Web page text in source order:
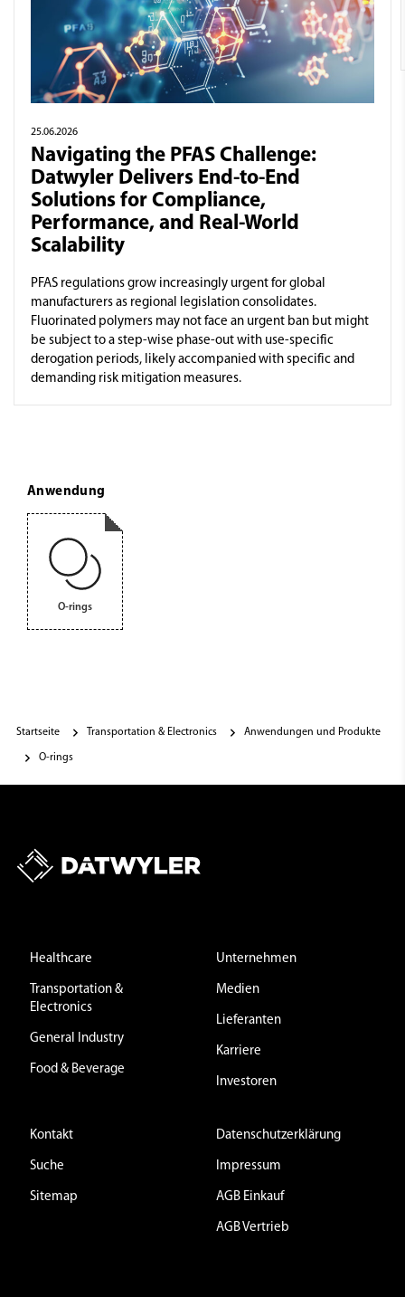
25.06.2026
Navigating the PFAS Challenge:
Datwyler Delivers End-to-End
Solutions for Compliance,
Performance, and Real-World
Scalability
PFAS regulations grow increasingly urgent for global
manufacturers as regional legislation consolidates.
Fluorinated polymers may not face an urgent ban but might
be subject to a step-wise phase-out with use-specific
derogation periods, likely accompanied with specific and
demanding risk mitigation measures.
Anwendung
O-rings
Startseite Transportation & Electronics Anwendungen und Produkte
O-rings
Healthcare
Transportation &
Electronics
General Industry
Food & Beverage
Unternehmen
Medien
Lieferanten
Karriere
Investoren
Kontakt
Suche
Sitemap
Datenschutzerklärung
Impressum
AGB Einkauf
AGB Vertrieb